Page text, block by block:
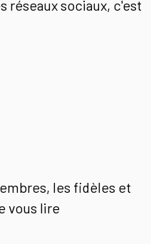
réseaux sociaux, c'est
les fidèles et
vous lire